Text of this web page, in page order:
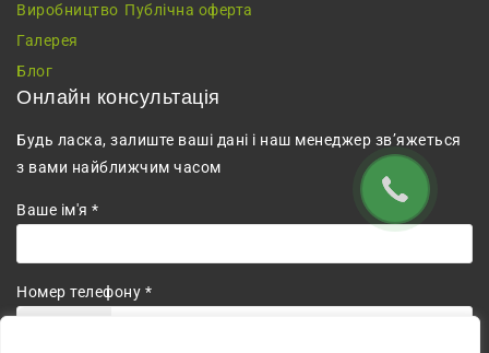
Виробництво
Галерея
Блог
Публічна оферта
Онлайн консультація
Будь ласка, залиште ваші дані і наш менеджер зв’яжеться
з вами найближчим часом
Ваше ім'я *
Номер телефону *